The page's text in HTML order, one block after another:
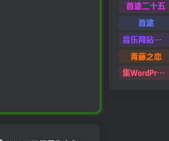
首途二十五
首途
音乐网站源码
青藤之恋
集WordPress集插件